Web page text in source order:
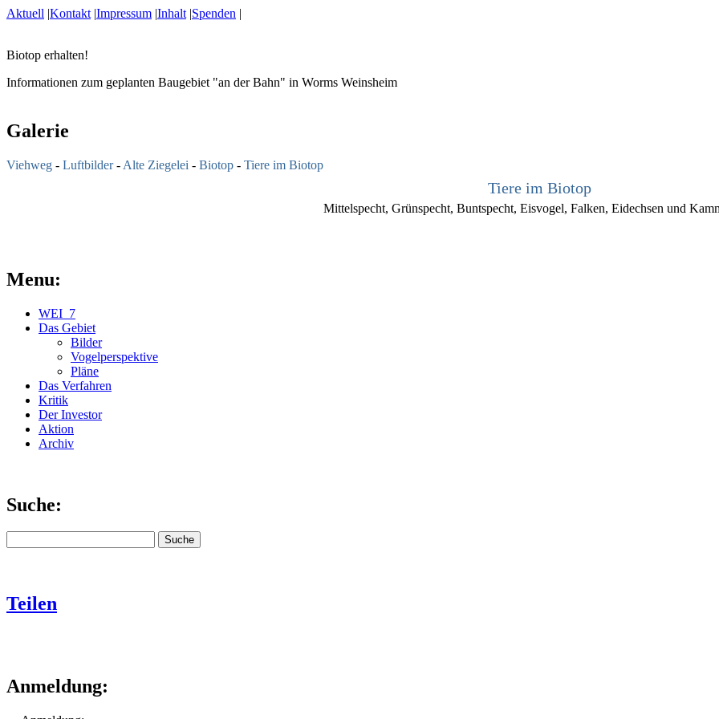
Aktuell |Kontakt |Impressum |Inhalt |Spenden |
Biotop erhalten!
Informationen zum geplanten Baugebiet "an der Bahn" in Worms Weinsheim
Galerie
Viehweg - Luftbilder- Alte Ziegelei - Biotop - Tiere im Biotop
Tiere im Biotop
Mittelspecht, Grünspecht, Buntspecht, Eisvogel, Falken, Eidechsen und
Menu:
WEI_7
Das Gebiet
Bilder
Vogelperspektive
Pläne
Das Verfahren
Kritik
Der Investor
Aktion
Archiv
Suche:
Teilen
Anmeldung: